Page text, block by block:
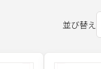
並び替え